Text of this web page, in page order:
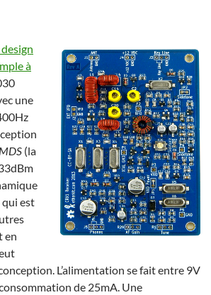
à
une
MDS (la
qui est
en
L’alimentation se fait entre 9V
de 25mA. Une